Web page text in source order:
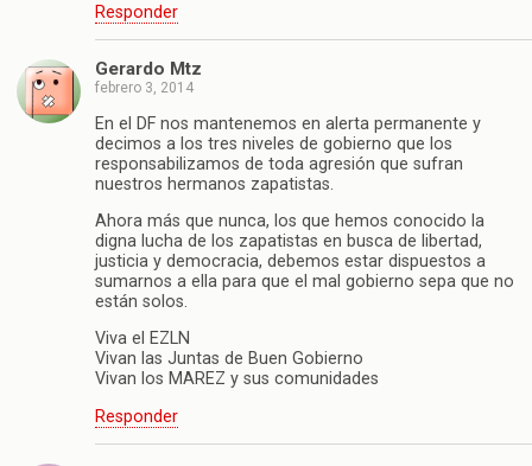
Responder
Gerardo Mtz
febrero 3, 2014
En el DF nos mantenemos en alerta permanente y
decimos a los tres niveles de gobierno que los
responsabilizamos de toda agresión que sufran
nuestros hermanos zapatistas.
Ahora más que nunca, los que hemos conocido la
digna lucha de los zapatistas en busca de libertad,
justicia y democracia, debemos estar dispuestos a
sumarnos a ella para que el mal gobierno sepa que no
están solos.
Viva el EZLN
Vivan las Juntas de Buen Gobierno
Vivan los MAREZ y sus comunidades
Responder